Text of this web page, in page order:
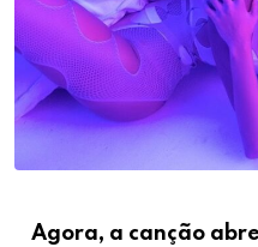
Agora, a canção